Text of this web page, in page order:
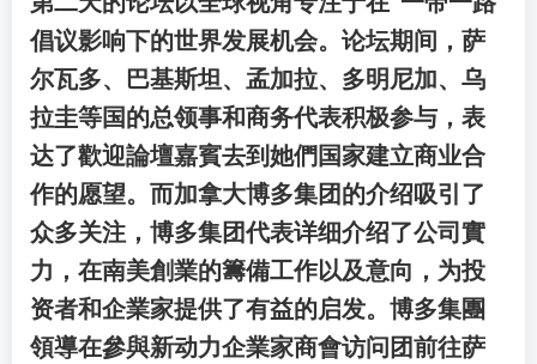
倡议影响下的世界发展机会。论坛期间，萨
尔瓦多、巴基斯坦、孟加拉、多明尼加、乌
拉圭等国的总领事和商务代表积极参与，表
达了歡迎論壇嘉賓去到她們国家建立商业合
作的愿望。而加拿大博多集团的介绍吸引了
众多关注，博多集团代表详细介绍了公司實
力，在南美創業的籌備工作以及意向，为投
资者和企業家提供了有益的启发。博多集團
領導在參與新动力企業家商會访问团前往萨